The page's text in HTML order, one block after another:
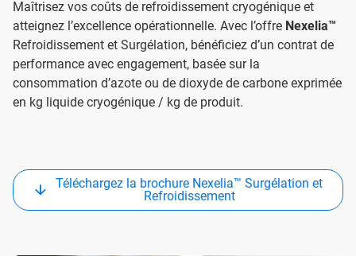
Maîtrisez vos coûts de refroidissement cryogénique et
atteignez l’excellence opérationnelle. Avec l’offre Nexelia™
Refroidissement et Surgélation, bénéficiez d’un contrat de
performance avec engagement, basée sur la
consommation d’azote ou de dioxyde de carbone exprimée
en kg liquide cryogénique / kg de produit.
Téléchargez la brochure Nexelia™ Surgélation et
Refroidissement